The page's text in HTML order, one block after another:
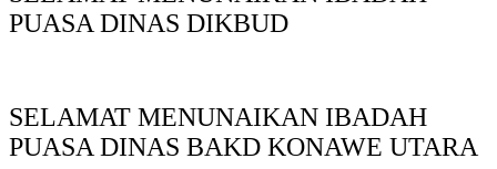
PUASA DINAS DIKBUD
SELAMAT MENUNAIKAN IBADAH
PUASA DINAS BAKD KONAWE UTARA